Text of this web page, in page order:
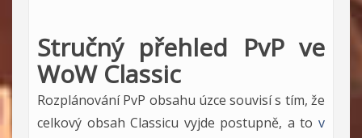
Stručný přehled PvP ve
WoW Classic
Rozplánování PvP obsahu úzce souvisí s tím, že
celkový obsah Classicu vyjde postupně, a to v